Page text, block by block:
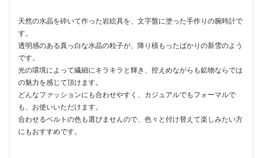
天然の水晶を砕いて作った岩絵具を、文字盤に塗った手作りの腕時計で
す。
透明感のある真っ白な水晶の粒子が、降り積もったばかりの新雪のよう
です。
光の環境によって繊細にキラキラと輝き、控えめながらも鉱物ならでは
の魅力を感じて頂けます。
どんなファッションにも合わせやすく、カジュアルでもフォーマルで
も、お使いいただけます。
合わせるベルトの色も選びませんので、色々と付け替えて楽しみたい方
にもおすすめです。